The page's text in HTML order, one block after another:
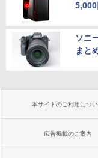
5,000
ソニ
まと
本サイトのご利用につ
広告掲載のご案内